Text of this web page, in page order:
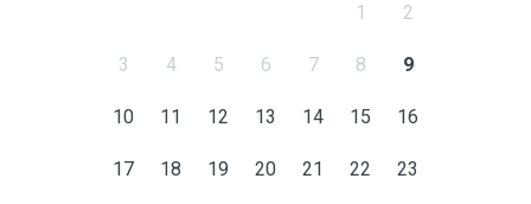
1 2
3 4 5 6 7 8 9
10 11 12 13 14 15 16
17 18 19 20 21 22 23